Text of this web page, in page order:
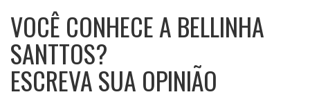
VOCÊ CONHECE A BELLINHA
SANTTOS?
ESCREVA SUA OPINIÃO